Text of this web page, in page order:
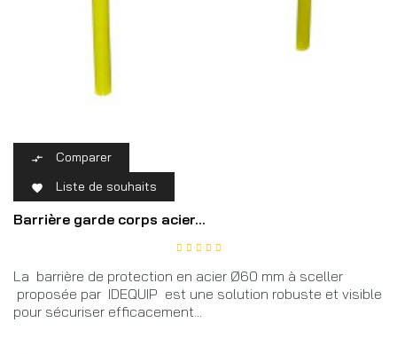
 Comparer
 Liste de souhaits
Barrière garde corps acier...
La barrière de protection en acier Ø60 mm à sceller
proposée par IDEQUIP est une solution robuste et visible
pour sécuriser efficacement...